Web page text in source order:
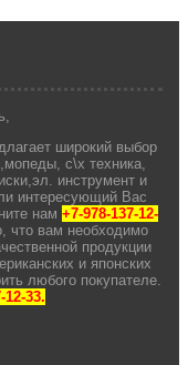
широкий выбор
с\х техника,
инструмент и
интересующий Вас
нам +7-978-137-12-
что вам необходимо
продукции
и японских
любого покупателе.
12-33.